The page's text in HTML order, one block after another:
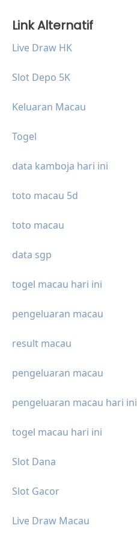
Link Alternatif
Live Draw HK
Slot Depo 5K
Keluaran Macau
Togel
data kamboja hari ini
toto macau 5d
toto macau
data sgp
togel macau hari ini
pengeluaran macau
result macau
pengeluaran macau
pengeluaran macau hari ini
togel macau hari ini
Slot Dana
Slot Gacor
Live Draw Macau